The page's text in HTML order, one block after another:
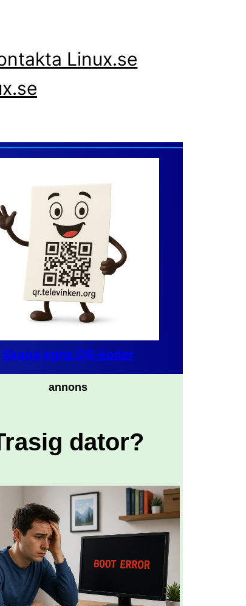
Linux.se
Skapa egna QR-koder
annons
dator?